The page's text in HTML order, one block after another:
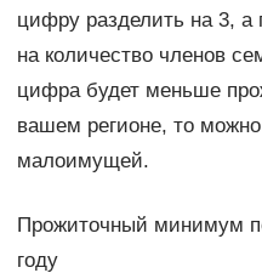
цифру разделить на 3, а
на количество членов
цифра будет меньше
вашем регионе, то
малоимущей.
Прожиточный минимум
году